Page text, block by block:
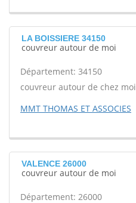
LA BOISSIERE 34150
couvreur autour de moi
Département: 34150
couvreur autour de chez moi
MMT THOMAS ET ASSOCIES
VALENCE 26000
couvreur autour de moi
Département: 26000